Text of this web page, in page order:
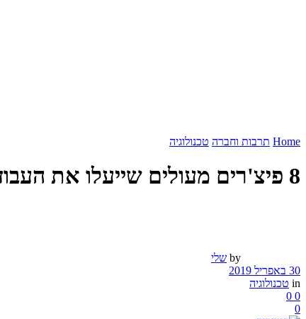
Home תרבות וחברה טכנולוגיה
8 פיצ'רים מעולים שייעלו את העבודה שלכם בפייסבוק
by שלי
30 באפריל 2019
in טכנולוגיה
0
0
0